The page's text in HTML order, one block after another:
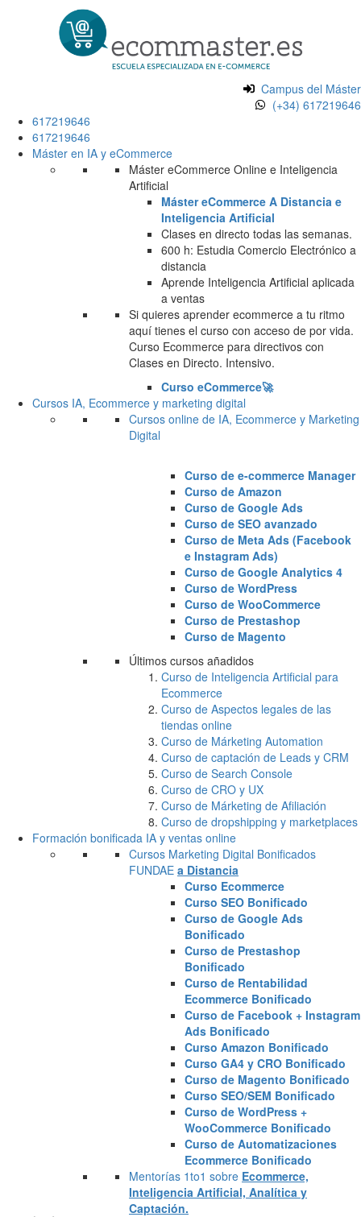
Campus del Máster
(+34) 617219646
617219646
617219646
Máster en IA y eCommerce
Máster eCommerce Online e Inteligencia
Artificial
Máster eCommerce A Distancia e
Inteligencia Artificial
Clases en directo todas las semanas.
600 h: Estudia Comercio Electrónico a
distancia
Aprende Inteligencia Artificial aplicada
a ventas
Si quieres aprender ecommerce a tu ritmo
aquí tienes el curso con acceso de por vida.
Curso Ecommerce para directivos con
Clases en Directo. Intensivo.
Curso eCommerce🚀
Cursos IA, Ecommerce y marketing digital
Cursos online de IA, Ecommerce y Marketing
Digital
Curso de e-commerce Manager
Curso de Amazon
Curso de Google Ads
Curso de SEO avanzado
Curso de Meta Ads (Facebook
e Instagram Ads)
Curso de Google Analytics 4
Curso de WordPress
Curso de WooCommerce
Curso de Prestashop
Curso de Magento
Últimos cursos añadidos
Curso de Inteligencia Artificial para
Ecommerce
Curso de Aspectos legales de las
tiendas online
Curso de Márketing Automation
Curso de captación de Leads y CRM
Curso de Search Console
Curso de CRO y UX
Curso de Márketing de Afiliación
Curso de dropshipping y marketplaces
Formación bonificada IA y ventas online
Cursos Marketing Digital Bonificados
FUNDAE a Distancia
Curso Ecommerce
Curso SEO Bonificado
Curso de Google Ads
Bonificado
Curso de Prestashop
Bonificado
Curso de Rentabilidad
Ecommerce Bonificado
Curso de Facebook + Instagram
Ads Bonificado
Curso Amazon Bonificado
Curso GA4 y CRO Bonificado
Curso de Magento Bonificado
Curso SEO/SEM Bonificado
Curso de WordPress +
WooCommerce Bonificado
Curso de Automatizaciones
Ecommerce Bonificado
Mentorías 1to1 sobre Ecommerce,
Inteligencia Artificial, Analítica y
Captación.